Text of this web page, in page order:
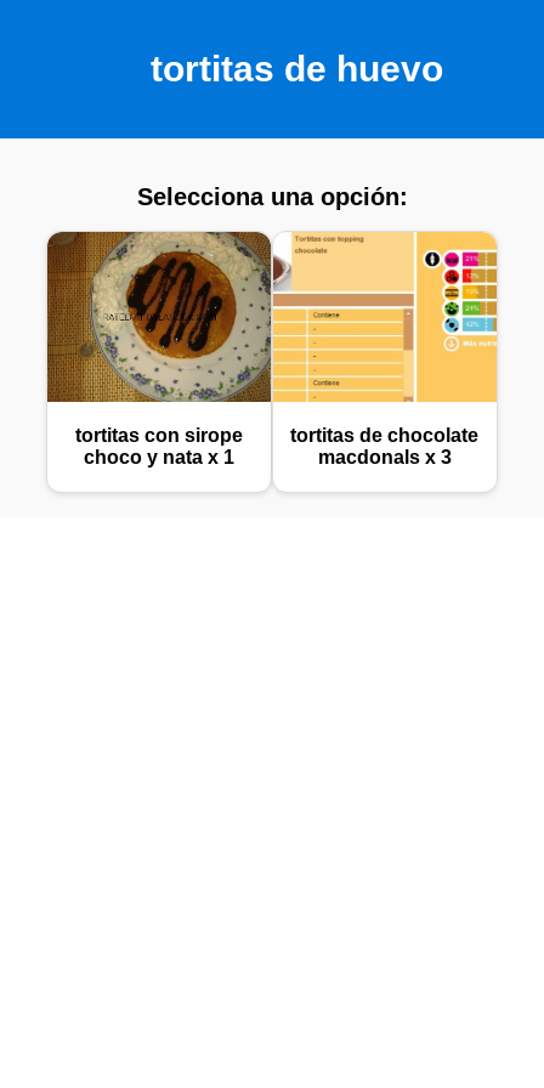
tortitas de huevo
Selecciona una opción:
tortitas con sirope
choco y nata x 1
tortitas de chocolate
macdonals x 3